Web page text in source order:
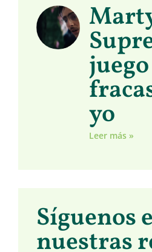
yo
Leer más »
Síguenos
nuestras